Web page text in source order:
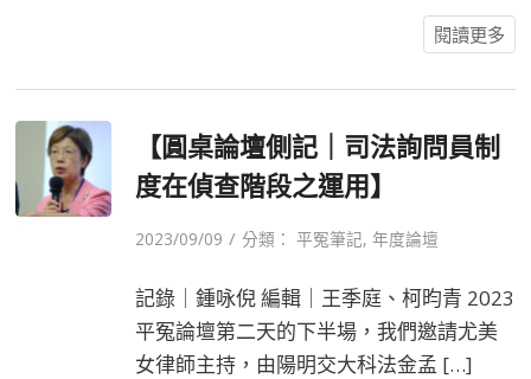
閱讀更多
【圓桌論壇側記｜司法詢問員制
度在偵查階段之運用】
2023/09/09 / 分類：平冤筆記,年度論壇
記錄｜鍾咏倪 編輯｜王季庭、柯昀青 2023
平冤論壇第二天的下半場，我們邀請尤美
女律師主持，由陽明交大科法金孟 […]